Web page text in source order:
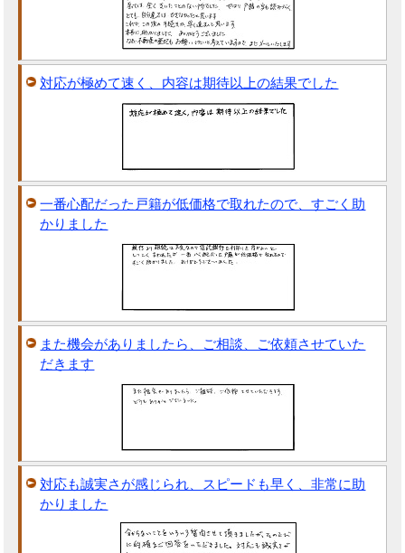
対応が極めて速く、内容は期待以上の結果でした
一番心配だった戸籍が低価格で取れたので、すごく助
かりました
また機会がありましたら、ご相談、ご依頼させていた
だきます
対応も誠実さが感じられ、スピードも早く、非常に助
かりました